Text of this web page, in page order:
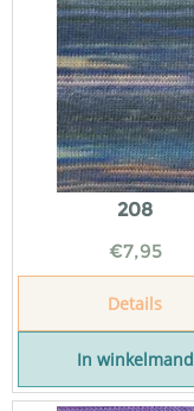
208
€7,95
Details
In winkelmand